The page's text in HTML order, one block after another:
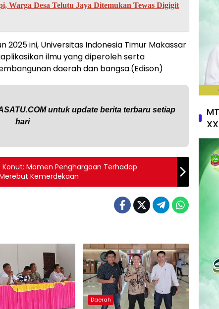
Warga Desa Telutu Jaya Ditemukan Tewas Digigit
2025 ini, Universitas Indonesia Timur Makassar
ilmu yang diperoleh serta
daerah dan bangsa.(Edison)
untuk update berita terbaru setiap
hari
Momen Penghargaan Terhadap
Kemerdekaan
Daerah